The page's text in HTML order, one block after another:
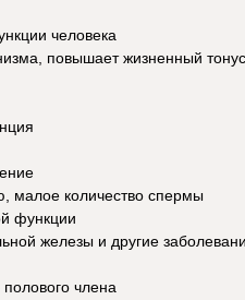
человека
повышает жизненный тонус
малое количество спермы
функции
железы и другие
члена